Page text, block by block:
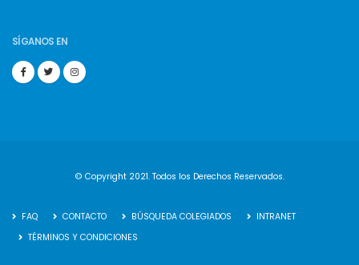
SÍGANOS EN
© Copyright 2021. Todos los Derechos Reservados.
FAQ CONTACTO BÚSQUEDA COLEGIADOS
INTRANET
TÉRMINOS Y CONDICIONES